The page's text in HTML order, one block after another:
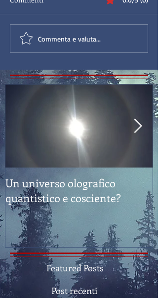
Commenta e valuta...
Un universo olografico
quantistico e cosciente?
Featured Posts
Post recenti